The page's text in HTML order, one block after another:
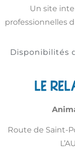
Un site
professionnelles
Disponibilités
Le
Route de Saint-